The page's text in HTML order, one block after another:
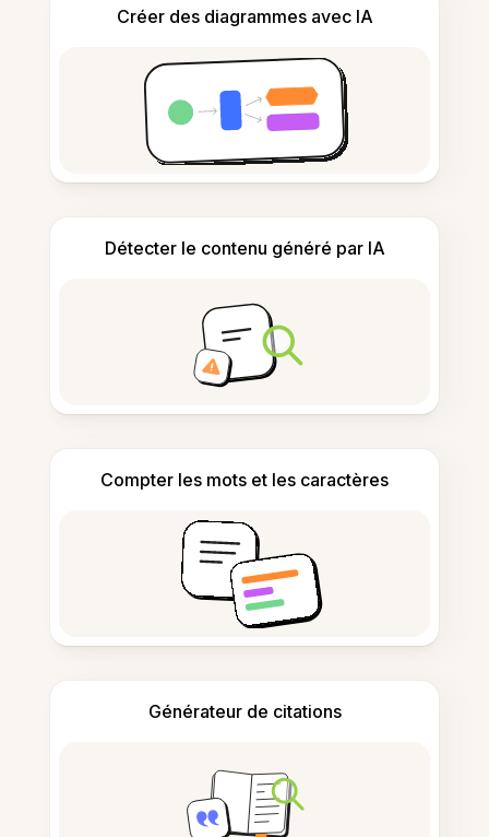
Créer des diagrammes avec IA
Détecter le contenu généré par IA
Compter les mots et les caractères
Générateur de citations